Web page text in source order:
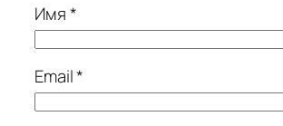
Имя*
Email*